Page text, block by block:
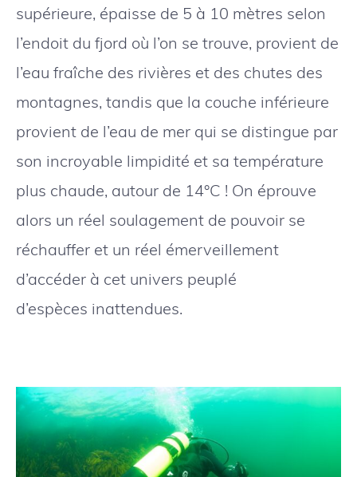
supérieure, épaisse de 5 à 10 mètres selon
l’endoit du fjord où l’on se trouve, provient de
l’eau fraîche des rivières et des chutes des
montagnes, tandis que la couche inférieure
provient de l’eau de mer qui se distingue par
son incroyable limpidité et sa température
plus chaude, autour de 14°C ! On éprouve
alors un réel soulagement de pouvoir se
réchauffer et un réel émerveillement
d’accéder à cet univers peuplé
d’espèces inattendues.